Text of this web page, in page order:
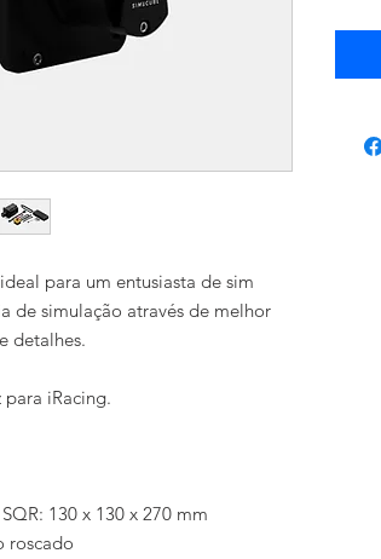
para um entusiasta de sim
de simulação através de melhor
detalhes.
iRacing.
130 x 130 x 270 mm
roscado